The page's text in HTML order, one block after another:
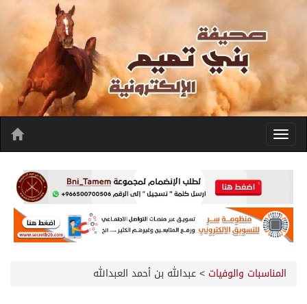
المناسبات والوفيات >عبدالله بن أحمد العبدالله